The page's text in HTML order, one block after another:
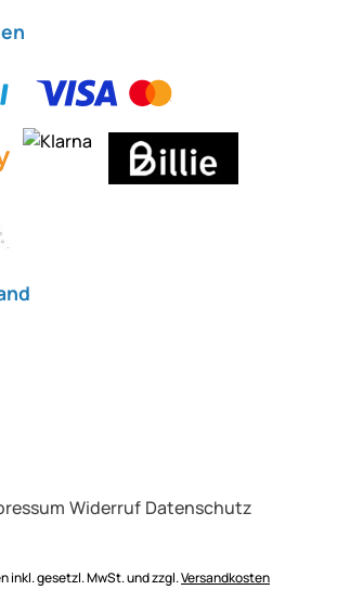
Widerruf Datenschutz
inkl. gesetzl. MwSt. und zzgl.Versandkosten